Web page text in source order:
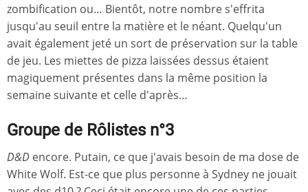
zombification ou… Bientôt, notre nombre s'effrita
jusqu'au seuil entre la matière et le néant. Quelqu'un
avait également jeté un sort de préservation sur la table
de jeu. Les miettes de pizza laissées dessus étaient
magiquement présentes dans la même position la
semaine suivante et celle d'après…
Groupe de Rôlistes n°3
D&D encore. Putain, ce que j'avais besoin de ma dose de
White Wolf. Est-ce que plus personne à Sydney ne jouait